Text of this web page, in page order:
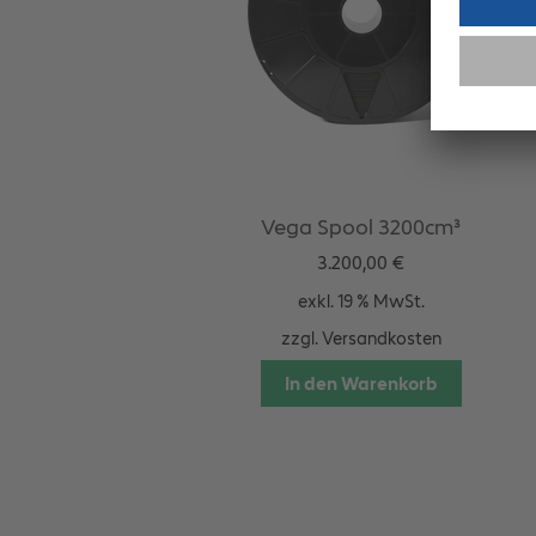
Vega Spool 3200cm³
3.200,00 €
exkl. 19 % MwSt.
zzgl. Versandkosten
In den Warenkorb